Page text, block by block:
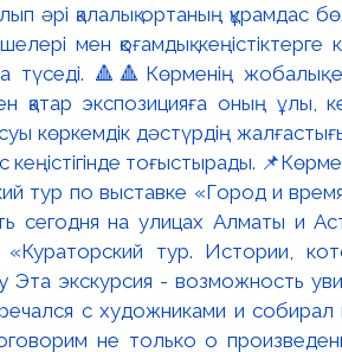
әрі қалалық ортаның құрамдас
мен қоғамдық
🔺🔺Көрменің жобалық
қатар экспозицияға оның ұлы,
көркемдік дәстүрдің
кеңістігінде тоғыстырады.